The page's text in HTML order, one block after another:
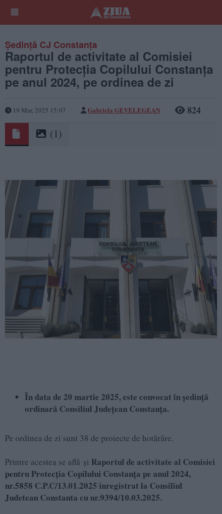
Ședință CJ Constanța
Raportul de activitate al Comisiei
pentru Protecția Copilului Constanța
pe anul 2024, pe ordinea de zi
19 Mar, 2025 15:07 Gabriela GEVELEGEAN 824
(1)
În data de 20 martie 2025, este convocat în ședință
ordinară Consiliul Județean Constanța.
Pe ordinea de zi sunt 38 de proiecte de hotărâre.
Printre acestea se află și Raportul de activitate al Comisiei
pentru Protecția Copilului Constanța pe anul 2024,
nr.5858 C.P.C/13.01.2025 inregistrat la Consiliul
Judetean Constanta cu nr.9394/10.03.2025.